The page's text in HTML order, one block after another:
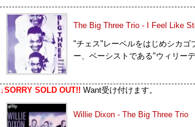
The Big Three Trio - I Feel Like
"チェス"レーベルをはじめシカゴ
ー、ベーシストである"ウィリー
↓SORRY SOLD OUT!! Want受け付けます。
Willie Dixon - The Big Three Trio